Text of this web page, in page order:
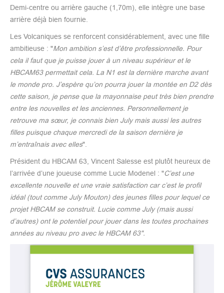
Demi-centre ou arrière gauche (1,70m), elle intègre une base
arrière déjà bien fournie.
Les Volcaniques se renforcent considérablement, avec une fille
ambitieuse : "Mon ambition s’est d’être professionnelle. Pour
cela il faut que je puisse jouer à un niveau supérieur et le
HBCAM63 permettait cela. La N1 est la dernière marche avant
le monde pro. J’espère qu’on pourra jouer la montée en D2 dès
cette saison, je pense que la mayonnaise peut très bien prendre
entre les nouvelles et les anciennes. Personnellement je
retrouve ma sœur, je connais bien July mais aussi les autres
filles puisque chaque mercredi de la saison dernière je
m’entraînais avec elles".
Président du HBCAM 63, Vincent Salesse est plutôt heureux de
l’arrivée d’une joueuse comme Lucie Modenel : "C’est une
excellente nouvelle et une vraie satisfaction car c’est le profil
idéal (tout comme July Mouton) des jeunes filles pour lequel ce
projet HBCAM se construit. Lucie comme July (mais aussi
d’autres) ont le potentiel pour jouer dans les toutes prochaines
années au niveau pro avec le HBCAM 63".